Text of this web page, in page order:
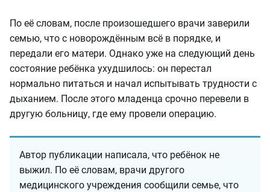
По её словам, после произошедшего врачи заверили
семью, что с новорождённым всё в порядке, и
передали его матери. Однако уже на следующий день
состояние ребёнка ухудшилось: он перестал
нормально питаться и начал испытывать трудности с
дыханием. После этого младенца срочно перевели в
другую больницу, где ему провели операцию.
Автор публикации написала, что ребёнок не
выжил. По её словам, врачи другого
медицинского учреждения сообщили семье, что